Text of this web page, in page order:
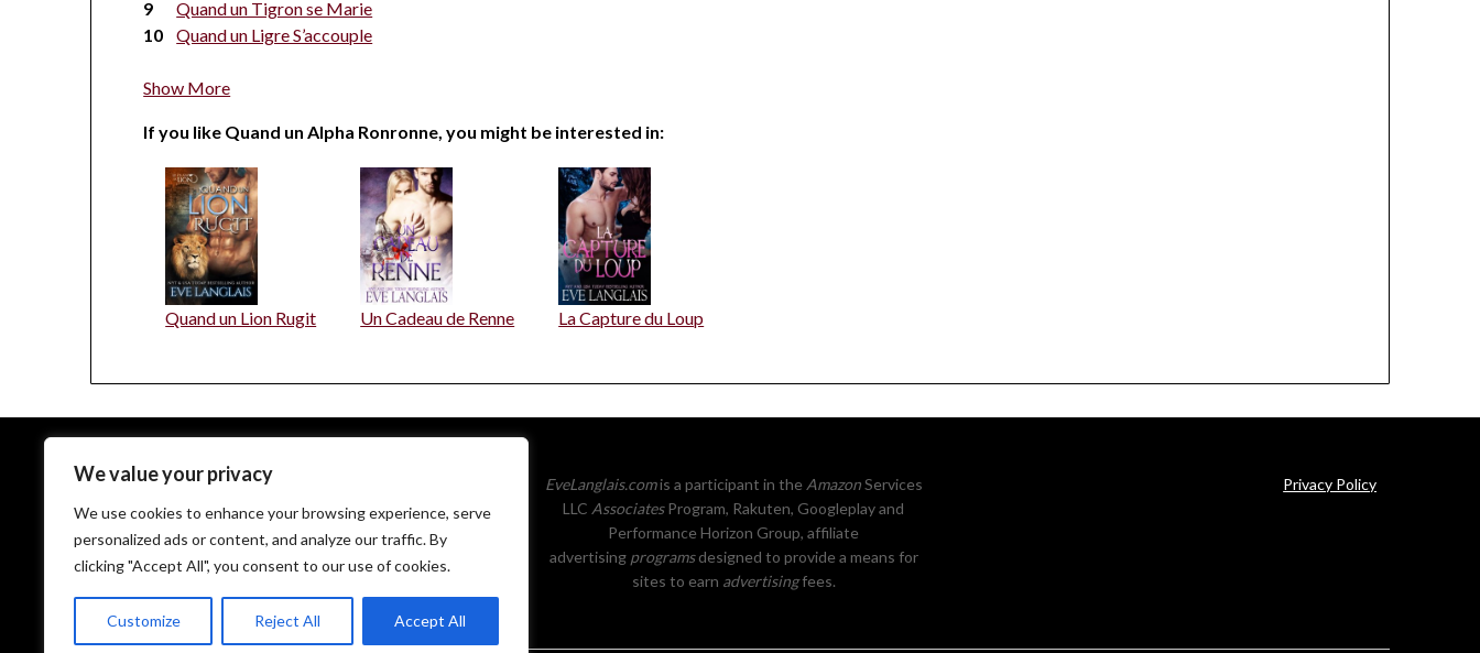
We value your privacy
We use cookies to enhance your browsing experience, serve
personalized ads or content, and analyze our traffic. By
clicking "Accept All", you consent to our use of cookies.
Customize Reject All Accept All
Quand un Tigron se Marie
Quand un Ligre S’accouple
Show More
If you like Quand un Alpha Ronronne, you might be interested in:
Quand un Lion Rugit Un Cadeau de Renne La Capture du Loup
EveLanglais.com copyrighted © since 2009 EveLanglais.comis a participant in the AmazonServices
LLC AssociatesProgram, Rakuten, Googleplay and
Performance Horizon Group, affiliate
advertising programsdesigned to provide a means for
sites to earn advertisingfees.
Privacy Policy